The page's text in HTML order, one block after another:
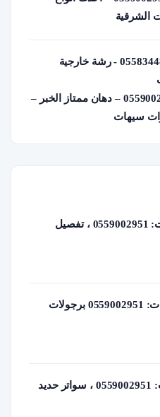
الشرقية
دهان واجهات خارجية مكة 0558344890 - رشة خارجية
معلم دهانات الدمام 0559002951 – دهان ممتاز الخبر –
سيهات
تركيب مظلات قماش الدمام ت: 0559002951 ، تفصيل
تركيب برجولات خشب الدمام ت: 0559002951 برجولات
تركيب سواتر حديد الظهران ت: 0559002951 ، سواتر حديد